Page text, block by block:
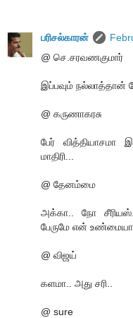
பரிசல்காரன்
@ செ.சரவணகுமார்
இப்பவும் நல்லாத்தான்
@ கருணாகரசு
பேர்
மாதிரி...
@ தேனம்மை
அக்கா.. நோ
பேருமே என்
@ விஜய்
களமா.. அது சரி..
@ sure